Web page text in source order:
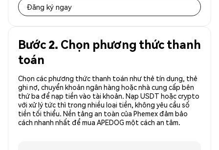
Đăng ký ngay
Bước 2. Chọn phương thức thanh
toán
Chọn các phương thức thanh toán như thẻ tín dụng, thẻ
ghi nợ, chuyển khoản ngân hàng hoặc nhà cung cấp bên
thứ ba để nạp tiền vào tài khoản. Nạp USDT hoặc crypto
với xử lý tức thì trong nhiều loại tiền, không yêu cầu số
tiền tối thiểu. Nền tảng an toàn của Phemex đảm bảo
cách nhanh nhất để mua APEDOG một cách an tâm.